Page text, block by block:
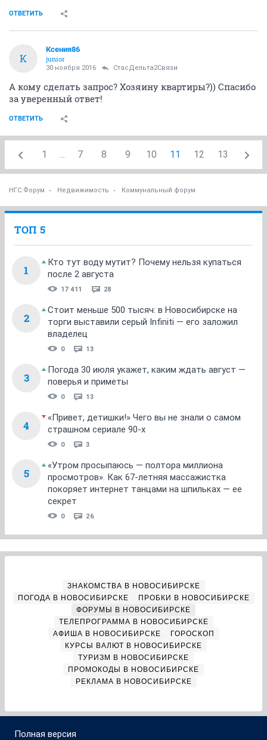
ОТВЕТИТЬ
К
Ксения86
junior
30 ноября 2016 СтасДельта2Связи
А кому сделать запрос? Хозяину квартиры?)) Спасибо
за уверенный ответ!
ОТВЕТИТЬ
1 ... 7 8 9 10 11 12 13
НГС.Форум Недвижимость Коммунальный форум
ТОП 5
1
Кто тут воду мутит? Почему нельзя купаться
после 2 августа
17 411 28
2
Стоит меньше 500 тысяч: в Новосибирске на
торги выставили серый Infiniti — его заложил
владелец
0 13
3
Погода 30 июля укажет, каким ждать август —
поверья и приметы
0 13
4
«Привет, детишки!» Чего вы не знали о самом
страшном сериале 90-х
0 3
5
«Утром просыпаюсь — полтора миллиона
просмотров». Как 67-летняя массажистка
покоряет интернет танцами на шпильках — ее
секрет
0 26
ЗНАКОМСТВА В НОВОСИБИРСКЕ
ПОГОДА В НОВОСИБИРСКЕ
ПРОБКИ В НОВОСИБИРСКЕ
ФОРУМЫ В НОВОСИБИРСКЕ
ТЕЛЕПРОГРАММА В НОВОСИБИРСКЕ
АФИША В НОВОСИБИРСКЕ
ГОРОСКОП
КУРСЫ ВАЛЮТ В НОВОСИБИРСКЕ
ТУРИЗМ В НОВОСИБИРСКЕ
ПРОМОКОДЫ В НОВОСИБИРСКЕ
РЕКЛАМА В НОВОСИБИРСКЕ
Полная версия